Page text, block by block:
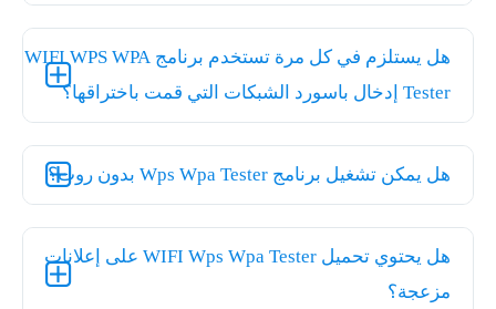
هل يستلزم في كل مرة تستخدم برنامج WIFI WPS WPA
Tester إدخال باسورد الشبكات التي قمت باختراقها؟
هل يمكن تشغيل برنامج Wps Wpa Tester بدون روت؟
هل يحتوي تحميل WIFI Wps Wpa Tester على إعلانات
مزعجة؟